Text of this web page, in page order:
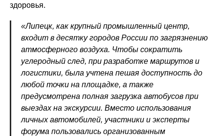
здоровья.
«Липецк, как крупный промышленный центр,
входит в десятку городов России по загрязнению
атмосферного воздуха. Чтобы сократить
углеродный след, при разработке маршрутов и
логистики, была учтена пешая доступность до
любой точки на площадке, а также
предусмотрена полная загрузка автобусов при
выездах на экскурсии. Вместо использования
личных автомобилей, участники и эксперты
форума пользовались организованным